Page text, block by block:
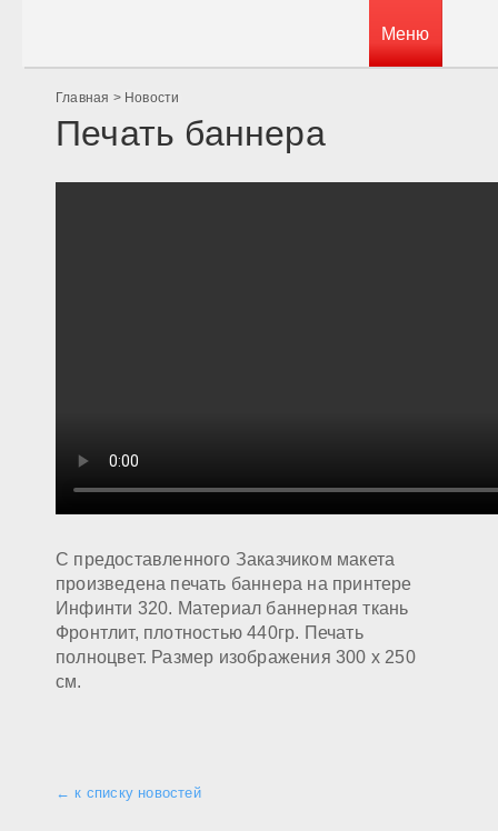
Меню
Главная > Новости
Печать баннера
С предоставленного Заказчиком макета
произведена печать баннера на принтере
Инфинти 320. Материал баннерная ткань
Фронтлит, плотностью 440гр. Печать
полноцвет. Размер изображения 300 х 250
см.
← к списку новостей